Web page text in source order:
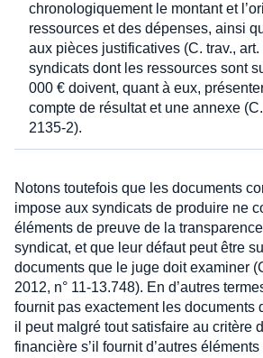
chronologiquement le montant et
ressources et des dépenses, ainsi
aux pièces justificatives (C. trav.,
syndicats dont les ressources sont
000 € doivent, quant à eux,
compte de résultat et une annexe
2135-2).
Notons toutefois que les documents
impose aux syndicats de produire ne
éléments de preuve de la
syndicat, et que leur défaut peut être
documents que le juge doit examiner
2012, n° 11-13.748). En d’autres
fournit pas exactement les documents
il peut malgré tout satisfaire au critère
financière s’il fournit d’autres